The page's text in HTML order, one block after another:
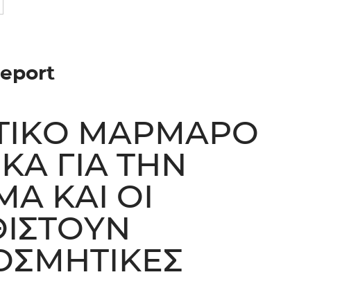
ΜΆΡΜΑΡΟ
ΓΙΑ ΤΗΝ
ΚΑΙ ΟΙ